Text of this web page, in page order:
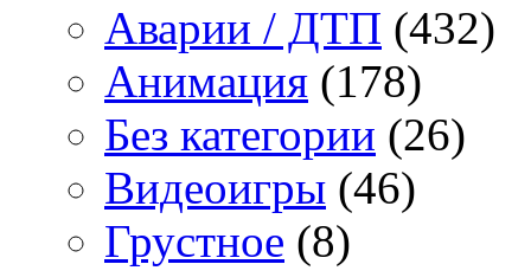
Аварии / ДТП (432)
Анимация (178)
Без категории (26)
Видеоигры (46)
Грустное (8)